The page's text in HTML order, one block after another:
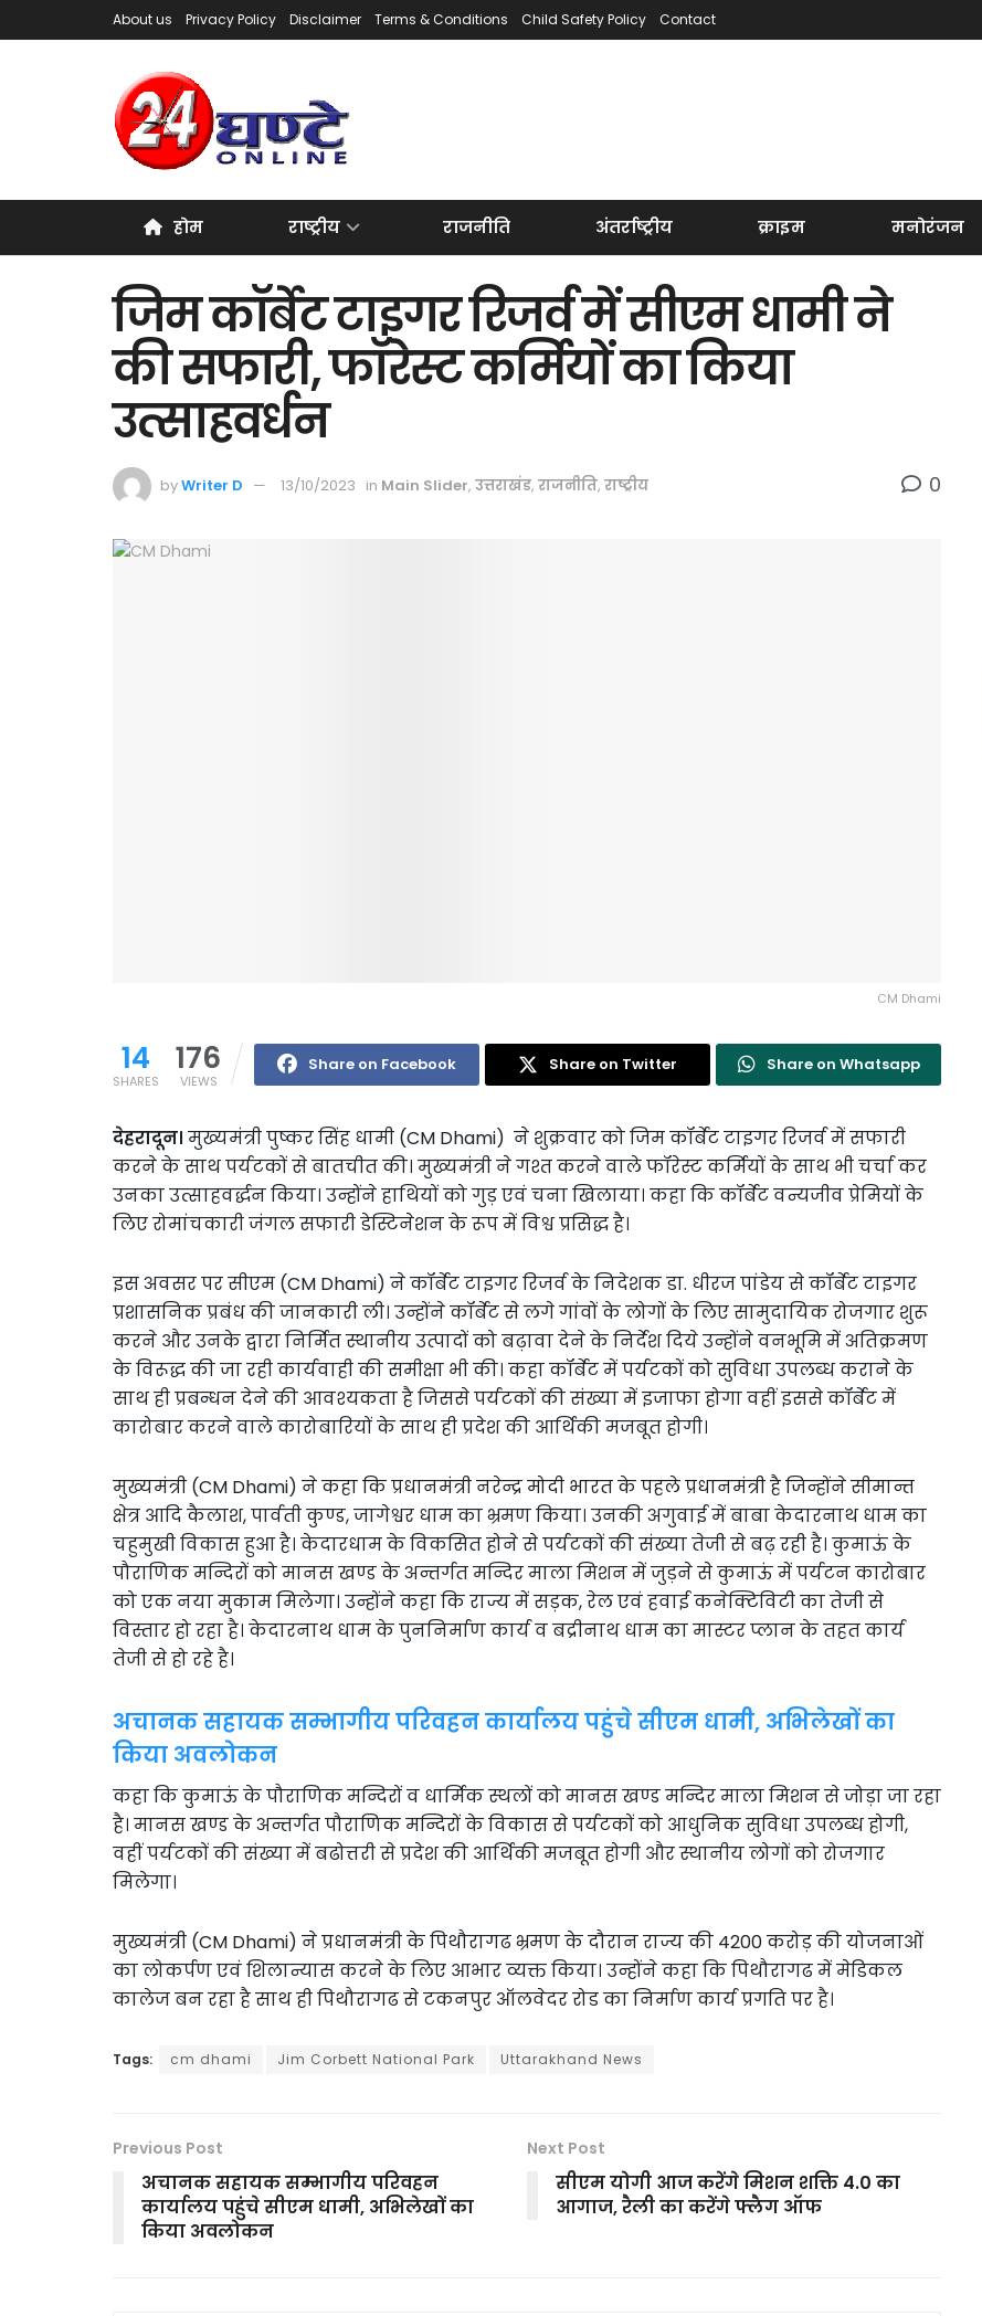
About us Privacy Policy Disclaimer Terms & Conditions Child Safety Policy Contact
होम राष्ट्रीय राजनीति अंतर्राष्ट्रीय क्राइम मनोरंजन
जिम कॉर्बेट टाइगर रिजर्व में सीएम धामी ने
की सफारी, फॉरेस्ट कर्मियों का किया
उत्साहवर्धन
byWriter D 13/10/2023 in Main Slider, उत्तराखंड, राजनीति, राष्ट्रीय 0
CM Dhami
14
SHARES
176
VIEWS
Share on Facebook Share on Twitter Share on Whatsapp
देहरादून। मुख्यमंत्री पुष्कर सिंह धामी (CM Dhami) ने शुक्रवार को जिम कॉर्बेट टाइगर रिजर्व में सफारी
करने के साथ पर्यटकों से बातचीत की। मुख्यमंत्री ने गश्त करने वाले फॉरेस्ट कर्मियों के साथ भी चर्चा कर
उनका उत्साहवर्द्धन किया। उन्होंने हाथियों को गुड़ एवं चना खिलाया। कहा कि कॉर्बेट वन्यजीव प्रेमियों के
लिए रोमांचकारी जंगल सफारी डेस्टिनेशन के रूप में विश्व प्रसिद्ध है।
इस अवसर पर सीएम (CM Dhami) ने कॉर्बेट टाइगर रिजर्व के निदेशक डा. धीरज पांडेय से कॉर्बेट टाइगर
प्रशासनिक प्रबंध की जानकारी ली। उन्होंने कॉर्बेट से लगे गांवों के लोगों के लिए सामुदायिक रोजगार शुरू
करने और उनके द्वारा निर्मित स्थानीय उत्पादों को बढ़ावा देने के निर्देश दिये उन्होंने वनभूमि में अतिक्रमण
के विरूद्ध की जा रही कार्यवाही की समीक्षा भी की। कहा कॉर्बेट में पर्यटकों को सुविधा उपलब्ध कराने के
साथ ही प्रबन्धन देने की आवश्यकता है जिससे पर्यटकों की संख्या में इजाफा होगा वहीं इससे कॉर्बेट में
कारोबार करने वाले कारोबारियों के साथ ही प्रदेश की आर्थिकी मजबूत होगी।
मुख्यमंत्री (CM Dhami) ने कहा कि प्रधानमंत्री नरेन्द्र मोदी भारत के पहले प्रधानमंत्री है जिन्होंने सीमान्त
क्षेत्र आदि कैलाश, पार्वती कुण्ड, जागेश्वर धाम का भ्रमण किया। उनकी अगुवाई में बाबा केदारनाथ धाम का
चहुमुखी विकास हुआ है। केदारधाम के विकसित होने से पर्यटकों की संख्या तेजी से बढ़ रही है। कुमाऊं के
पौराणिक मन्दिरों को मानस खण्ड के अन्तर्गत मन्दिर माला मिशन में जुड़ने से कुमाऊं में पर्यटन कारोबार
को एक नया मुकाम मिलेगा। उन्होंने कहा कि राज्य में सड़क, रेल एवं हवाई कनेक्टिविटी का तेजी से
विस्तार हो रहा है। केदारनाथ धाम के पुननिर्माण कार्य व बद्रीनाथ धाम का मास्टर प्लान के तहत कार्य
तेजी से हो रहे है।
अचानक सहायक सम्भागीय परिवहन कार्यालय पहुंचे सीएम धामी, अभिलेखों का
किया अवलोकन
कहा कि कुमाऊं के पौराणिक मन्दिरों व धार्मिक स्थलों को मानस खण्ड मन्दिर माला मिशन से जोड़ा जा रहा
है। मानस खण्ड के अन्तर्गत पौराणिक मन्दिरों के विकास से पर्यटकों को आधुनिक सुविधा उपलब्ध होगी,
वहीं पर्यटकों की संख्या में बढोत्तरी से प्रदेश की आर्थिकी मजबूत होगी और स्थानीय लोगों को रोजगार
मिलेगा।
मुख्यमंत्री (CM Dhami) ने प्रधानमंत्री के पिथौरागढ भ्रमण के दौरान राज्य की 4200 करोड़ की योजनाओं
का लोकर्पण एवं शिलान्यास करने के लिए आभार व्यक्त किया। उन्होंने कहा कि पिथौरागढ में मेडिकल
कालेज बन रहा है साथ ही पिथौरागढ से टकनपुर ऑलवेदर रोड का निर्माण कार्य प्रगति पर है।
Tags: cm dhami Jim Corbett National Park Uttarakhand News
Previous Post
अचानक सहायक सम्भागीय परिवहन
कार्यालय पहुंचे सीएम धामी, अभिलेखों का
किया अवलोकन
Next Post
सीएम योगी आज करेंगे मिशन शक्ति 4.0 का
आगाज, रैली का करेंगे फ्लैग ऑफ